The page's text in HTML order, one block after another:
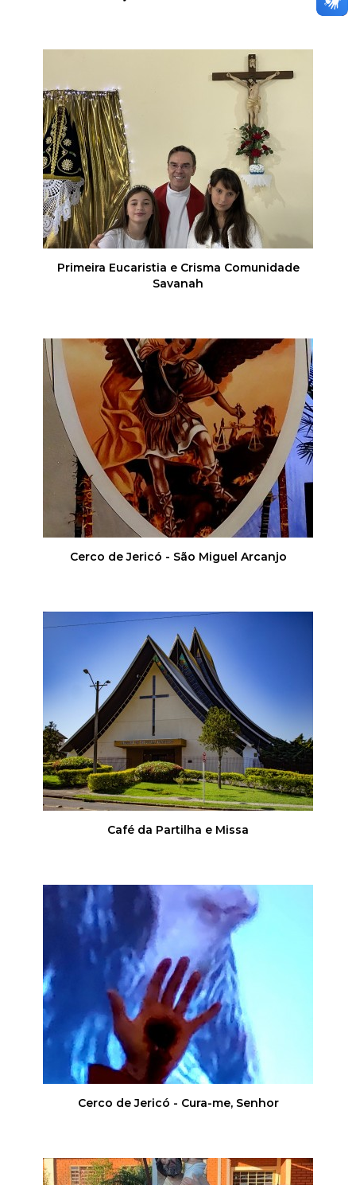
Primeira Eucaristia e Crisma Comunidade
Savanah
Cerco de Jericó - São Miguel Arcanjo
Café da Partilha e Missa
Cerco de Jericó - Cura-me, Senhor